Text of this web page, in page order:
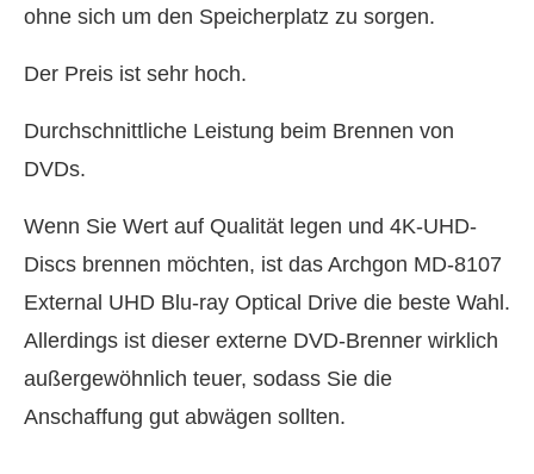
ohne sich um den Speicherplatz zu sorgen.
Der Preis ist sehr hoch.
Durchschnittliche Leistung beim Brennen von
DVDs.
Wenn Sie Wert auf Qualität legen und 4K-UHD-
Discs brennen möchten, ist das Archgon MD-8107
External UHD Blu-ray Optical Drive die beste Wahl.
Allerdings ist dieser externe DVD-Brenner wirklich
außergewöhnlich teuer, sodass Sie die
Anschaffung gut abwägen sollten.